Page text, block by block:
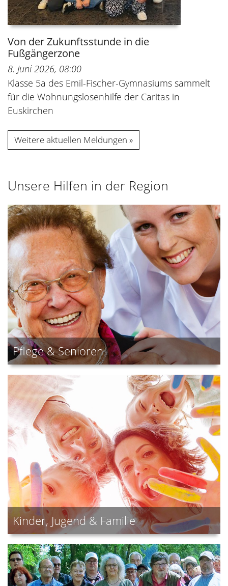
Von der Zukunftsstunde in die
Fußgängerzone
8. Juni 2026, 08:00
Klasse 5a des Emil-Fischer-Gymnasiums sammelt
für die Wohnungslosenhilfe der Caritas in
Euskirchen
Weitere aktuellen Meldungen
Unsere Hilfen in der Region
Pflege & Senioren
Kinder, Jugend & Familie